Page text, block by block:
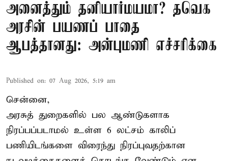
அனைத்தும் தனியார்மயமா? தவெக
அரசின் பயணப் பாதை
ஆபத்தானது: அன்புமணி எச்சரிக்கை
Published on: 07 Aug 2026, 5:19 am
சென்னை,
அரசுத் துறைகளில் பல ஆண்டுகளாக
நிரப்பப்படாமல் உள்ள 6 லட்சம் காலிப்
பணியிடங்களை விரைந்து நிரப்புவதற்கான